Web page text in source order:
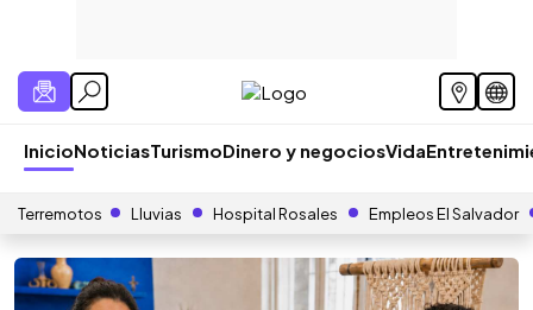
InicioNoticiasTurismoDinero y negociosVida
Terremotos Lluvias Hospital Rosales Empleos El Salvador